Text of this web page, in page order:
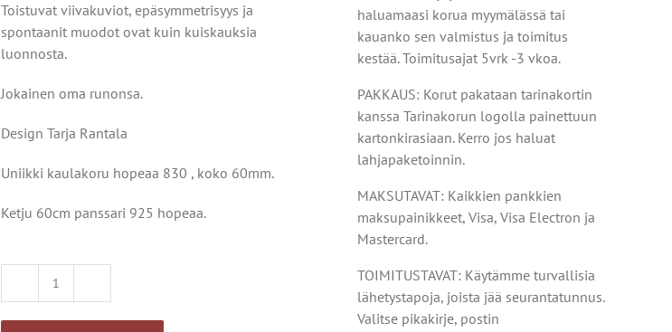
Toistuvat viivakuviot, epäsymmetrisyys ja
spontaanit muodot ovat kuin kuiskauksia
luonnosta.
Jokainen oma runonsa.
Design Tarja Rantala
Uniikki kaulakoru hopeaa 830 , koko 60mm.
Ketju 60cm panssari 925 hopeaa.
Poem
haluamaasi korua myymälässä tai
kauanko sen valmistus ja toimitus
kestää. Toimitusajat 5vrk -3 vkoa.
PAKKAUS: Korut pakataan tarinakortin
kanssa Tarinakorun logolla painettuun
kartonkirasiaan. Kerro jos haluat
lahjapaketoinnin.
MAKSUTAVAT: Kaikkien pankkien
maksupainikkeet, Visa, Visa Electron ja
Mastercard.
TOIMITUSTAVAT: Käytämme turvallisia
lähetystapoja, joista jää seurantatunnus.
Valitse pikakirje, postin